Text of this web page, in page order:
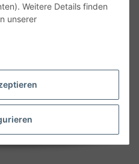
Weitere Details finden
unsererIrrtümer und fehlerhafte
Datenblätter oder spezielle
der Artikel können